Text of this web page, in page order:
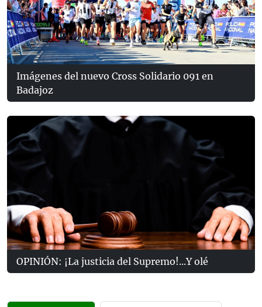
Imágenes del nuevo Cross Solidario 091 en
Badajoz
OPINIÓN: ¡La justicia del Supremo!...Y olé